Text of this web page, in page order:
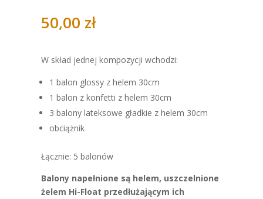
50,00 zł
W skład jednej kompozycji wchodzi:
1 balon glossy z helem 30cm
1 balon z konfetti z helem 30cm
3 balony lateksowe gładkie z helem 30cm
obciążnik
Łącznie: 5 balonów
Balony napełnione są helem, uszczelnione
żelem Hi-Float przedłużającym ich